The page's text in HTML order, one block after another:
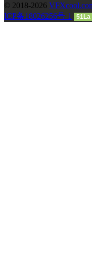
© 2018-2026
ICP备18026256号-1
51La